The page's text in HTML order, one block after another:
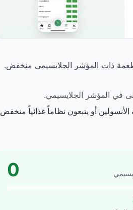
10، مما يصنفه ضمن الأطعمة ذات المؤشر الجلايسيمي منخفض.
أو يتبعون نظاماً غذائياً منخفض
0